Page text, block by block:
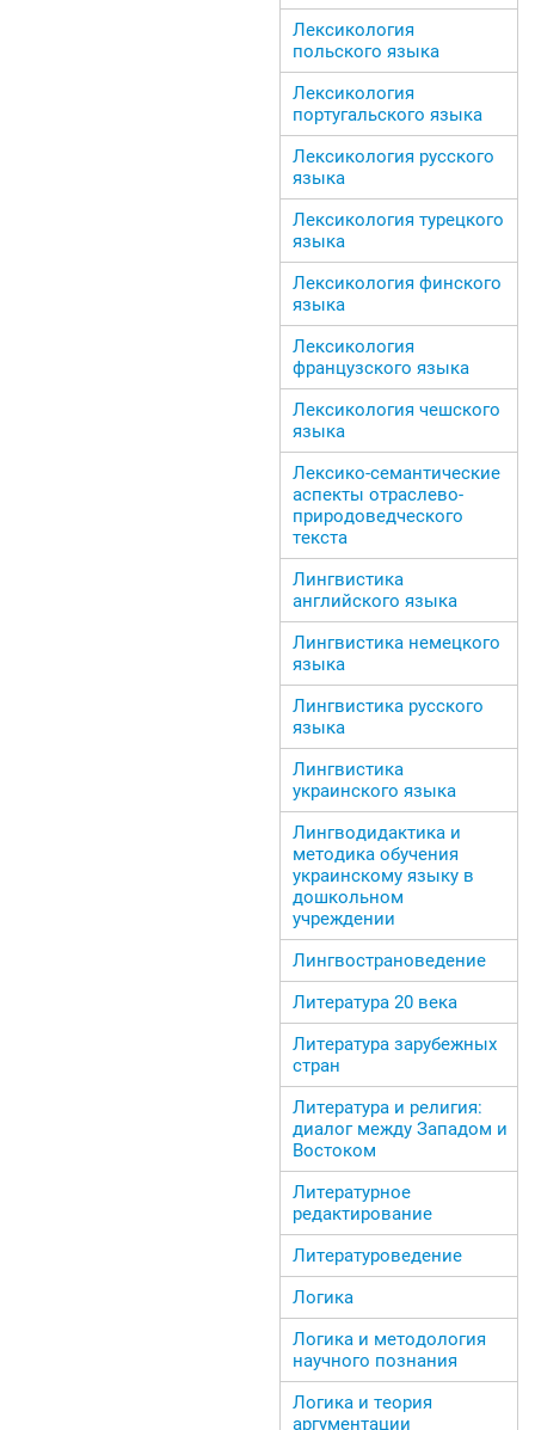
Лексикология
польского языка
Лексикология
португальского языка
Лексикология русского
языка
Лексикология турецкого
языка
Лексикология финского
языка
Лексикология
французского языка
Лексикология чешского
языка
Лексико-семантические
аспекты отраслево-
природоведческого
текста
Лингвистика
английского языка
Лингвистика немецкого
языка
Лингвистика русского
языка
Лингвистика
украинского языка
Лингводидактика и
методика обучения
украинскому языку в
дошкольном
учреждении
Лингвострановедение
Литература 20 века
Литература зарубежных
стран
Литература и религия:
диалог между Западом и
Востоком
Литературное
редактирование
Литературоведение
Логика
Логика и методология
научного познания
Логика и теория
аргументации